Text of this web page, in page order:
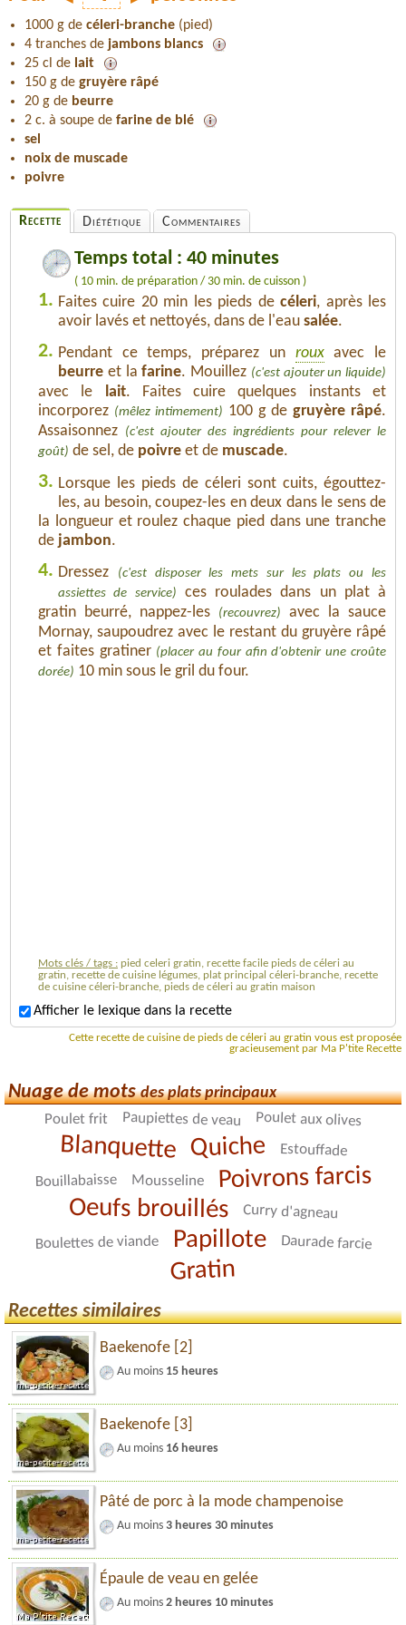
1000 g de céleri-branche (pied)
4 tranches de jambons blancs
25 cl de lait
150 g de gruyère râpé
20 g de beurre
2 c. à soupe de farine de blé
sel
noix de muscade
poivre
Recette Diététique Commentaires
Temps total : 40 minutes
( 10 min. de préparation / 30 min. de cuisson )
1. Faites cuire 20 min les pieds decéleri, après les
avoir lavés et nettoyés, dans de l'eau salée.
2. Pendant ce temps, préparez un rouxavec le
beurre et lafarine. Mouillez (c'est ajouter un liquide)
avec le lait. Faites cuire quelques instants et
incorporez (mêlez intimement) 100 g de gruyère râpé.
Assaisonnez (c'est ajouter des ingrédients pour relever le
goût) de sel, de poivre et de muscade.
3. Lorsque les pieds de céleri sont cuits, égouttez-
les, au besoin, coupez-les en deux dans le sens de
la longueur et roulez chaque pied dans une tranche
de jambon.
4. Dressez
(c'est disposer les mets sur les plats ou les
assiettes de service)
ces roulades dans un plat à
gratin beurré, nappez-les
(recouvrez)
avec la sauce
Mornay, saupoudrez avec le restant du gruyère râpé
et faites gratiner (placer au four afin d'obtenir une croûte
dorée) 10 min sous le gril du four.
Mots clés / tags : pied celeri gratin, recette facile pieds de céleri au
gratin, recette de cuisine légumes, plat principal céleri-branche, recette
de cuisine céleri-branche, pieds de céleri au gratin maison
Afficher le lexique dans la recette
Cette recette de cuisine de pieds de céleri au gratin vous est proposée
gracieusement par Ma P'tite Recette
Nuage de motsdes plats principaux
Poulet frit Paupiettes de veau Poulet aux olives
Blanquette Quiche Estouffade
Bouillabaisse Mousseline Poivrons farcis
Oeufs brouillés Curry d'agneau
Boulettes de viande Papillote Daurade farcie
Gratin
Recettes similaires
Baekenofe [2]
Au moins 15 heures
Baekenofe [3]
Au moins 16 heures
Pâté de porc à la mode champenoise
Au moins 3 heures 30 minutes
Épaule de veau en gelée
Au moins 2 heures 10 minutes